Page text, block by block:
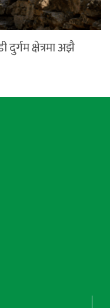
दुर्गम क्षेत्रमा अझै